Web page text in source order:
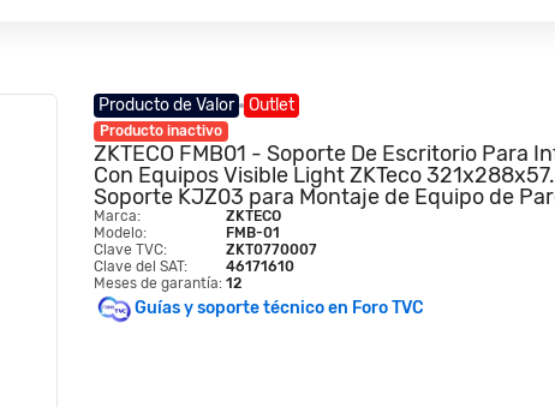
Producto de Valor Outlet
Producto inactivo
ZKTECO FMB01 - Soporte De Escritorio Para
Con Equipos Visible Light ZKTeco
Soporte KJZ03 para Montaje de Equipo de
Marca:
ZKTECO
Modelo:
FMB-01
Clave TVC:
ZKT0770007
Clave del SAT:
46171610
Meses de garantía: 12
Guías y soporte técnico en Foro TVC